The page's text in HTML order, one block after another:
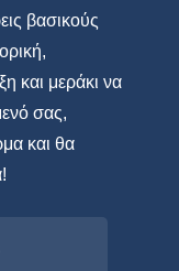
βασικούς
και μεράκι να
σας,
και θα